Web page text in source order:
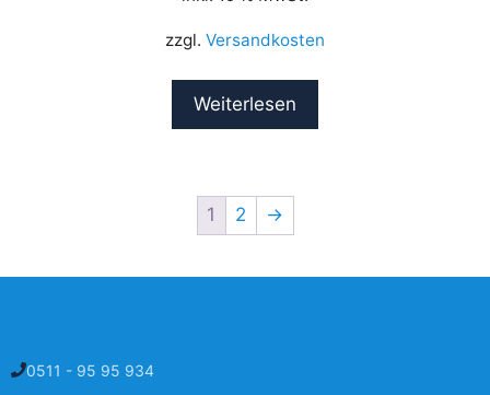
zzgl. Versandkosten
Weiterlesen
1 2 →
0511 - 95 95 934